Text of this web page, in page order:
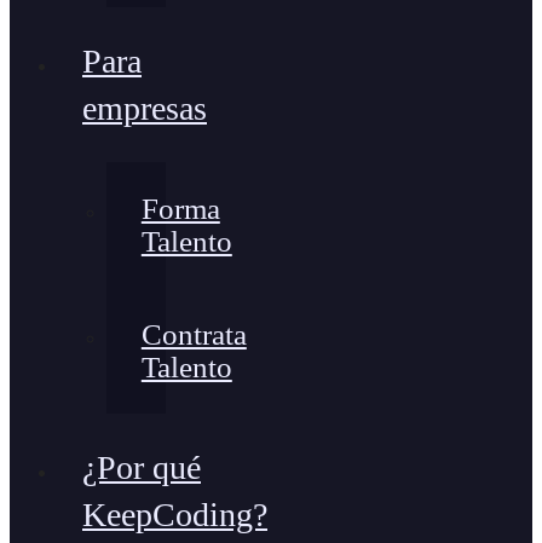
Para
empresas
Forma
Talento
Contrata
Talento
¿Por qué
KeepCoding?